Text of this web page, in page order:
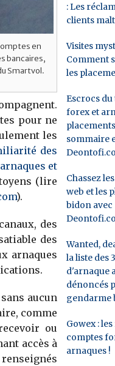
en
bancaires,
Smartvol.
pour ne
les
des
et
(lire
).
des
des
arnaques
aucun
comme
ou
accès à
: Les
clients
Visites
Comment
les
Escrocs
forex et
sommaire
Chassez
web et les
bidon avec
Wanted,
la liste des
d'arnaque
dénoncés
gendarme
Gowex :
comptes
arnaques !